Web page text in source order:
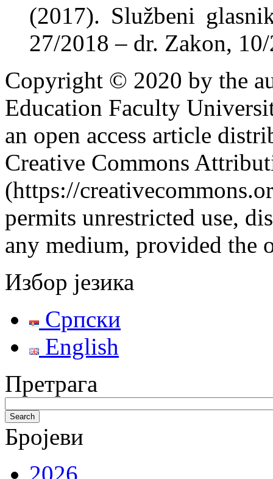
(2017). Službeni
27/2018 – dr. Zakon,
Copyright © 2020 by the
Education Faculty
an open access article
Creative Commons
(https://
permits unrestricted use,
any medium, provided the
Избор језика
Српски
English
Претрага
Бројеви
2026